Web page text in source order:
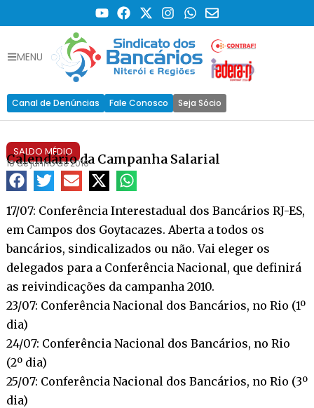
MENU
Canal de Denúncias Fale Conosco Seja Sócio
SALDO MÉDIO
Calendário da Campanha Salarial
10 de junho de 2010
17/07: Conferência Interestadual dos Bancários RJ-ES,
em Campos dos Goytacazes. Aberta a todos os
bancários, sindicalizados ou não. Vai eleger os
delegados para a Conferência Nacional, que definirá
as reivindicações da campanha 2010.
23/07: Conferência Nacional dos Bancários, no Rio (1º
dia)
24/07: Conferência Nacional dos Bancários, no Rio
(2º dia)
25/07: Conferência Nacional dos Bancários, no Rio (3º
dia)